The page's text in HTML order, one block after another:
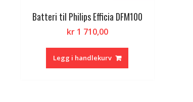
Batteri til Philips Efficia DFM100
kr1 710,00
Legg i handlekurv